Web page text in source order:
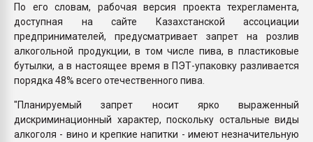
По его словам, рабочая версия проекта техрегламента,
доступная на сайте Казахстанской ассоциации
предпринимателей, предусматривает запрет на розлив
алкогольной продукции, в том числе пива, в пластиковые
бутылки, а в настоящее время в ПЭТ-упаковку разливается
порядка 48% всего отечественного пива.
"Планируемый запрет носит ярко выраженный
дискриминационный характер, поскольку остальные виды
алкоголя - вино и крепкие напитки - имеют незначительную